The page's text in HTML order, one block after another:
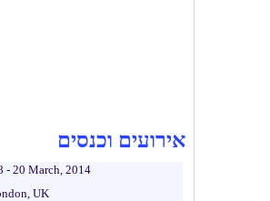
אירועים וכנסים
- 20 March, 2014
UK